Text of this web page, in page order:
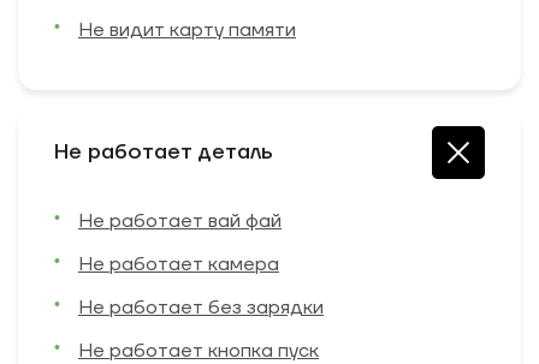
Не видит карту памяти
Не работает деталь
Не работает вай фай
Не работает камера
Не работает без зарядки
Не работает кнопка пуск